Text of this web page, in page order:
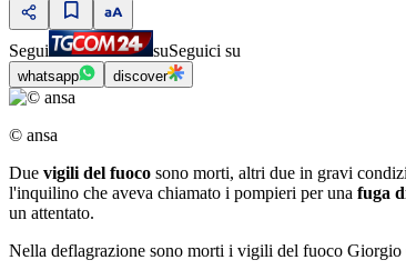
Segui suSeguici su
whatsapp discover
© ansa
Due vigili del fuoco sono morti, altri due in gravi
l'inquilino che aveva chiamato i pompieri per una fuga
un attentato.
Nella deflagrazione sono morti i vigili del fuoco